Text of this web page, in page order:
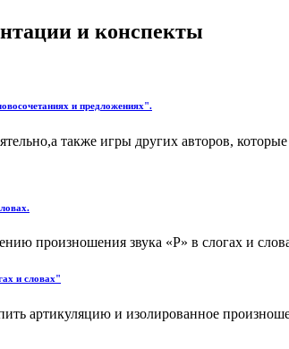
и конспекты
и предложениях".
также игры других авторов,
произношения звука «Р» в слогах и
и словах"
артикуляцию и изолированное